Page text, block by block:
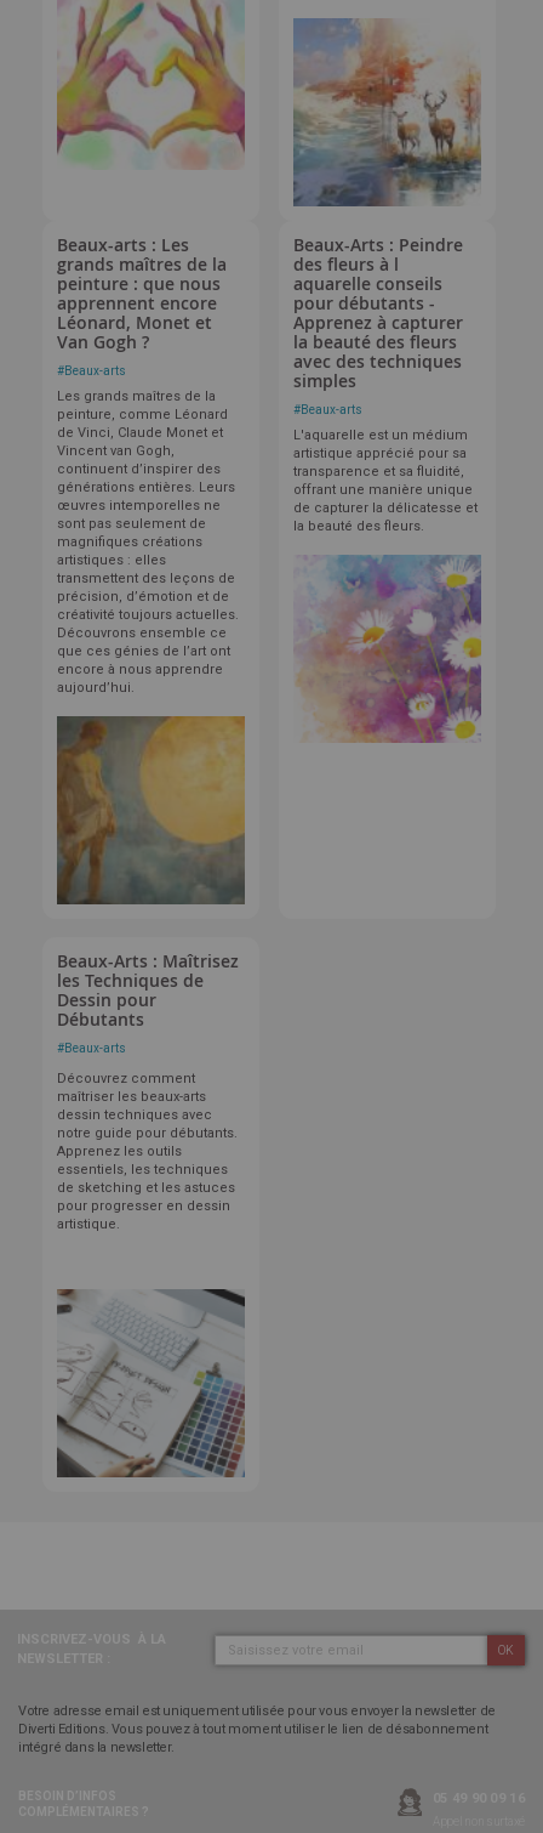
Beaux-arts : Les
grands maîtres de la
peinture : que nous
apprennent encore
Léonard, Monet et
Van Gogh ?
#Beaux-arts
Les grands maîtres de la
peinture, comme Léonard
de Vinci, Claude Monet et
Vincent van Gogh,
continuent d’inspirer des
générations entières. Leurs
œuvres intemporelles ne
sont pas seulement de
magnifiques créations
artistiques : elles
transmettent des leçons de
précision, d’émotion et de
créativité toujours actuelles.
Découvrons ensemble ce
que ces génies de l’art ont
encore à nous apprendre
aujourd’hui.
Beaux-Arts : Peindre
des fleurs à l
aquarelle conseils
pour débutants -
Apprenez à capturer
la beauté des fleurs
avec des techniques
simples
#Beaux-arts
L'aquarelle est un médium
artistique apprécié pour sa
transparence et sa fluidité,
offrant une manière unique
de capturer la délicatesse et
la beauté des fleurs.
Beaux-Arts : Maîtrisez
les Techniques de
Dessin pour
Débutants
#Beaux-arts
Découvrez comment
maîtriser les beaux-arts
dessin techniques avec
notre guide pour débutants.
Apprenez les outils
essentiels, les techniques
de sketching et les astuces
pour progresser en dessin
artistique.
OK
Votre adresse email est uniquement utilisée pour vous envoyer la newsletter de
Diverti Editions. Vous pouvez à tout moment utiliser le lien de désabonnement
intégré dans la newsletter.